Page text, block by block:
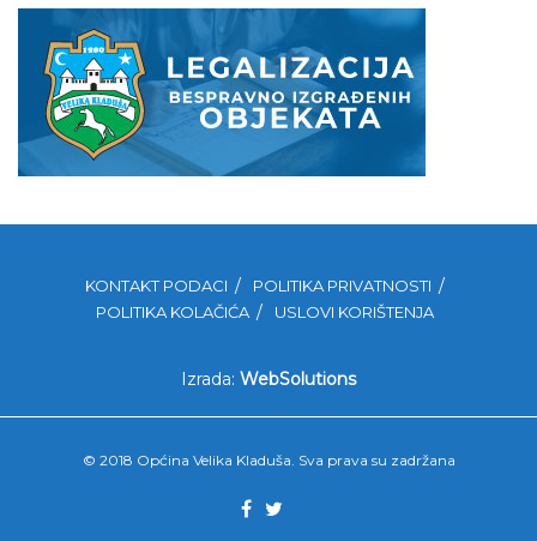
KONTAKT PODACI
POLITIKA PRIVATNOSTI
POLITIKA KOLAČIĆA
USLOVI KORIŠTENJA
Izrada: WebSolutions
© 2018 Općina Velika Kladuša. Sva prava su zadržana